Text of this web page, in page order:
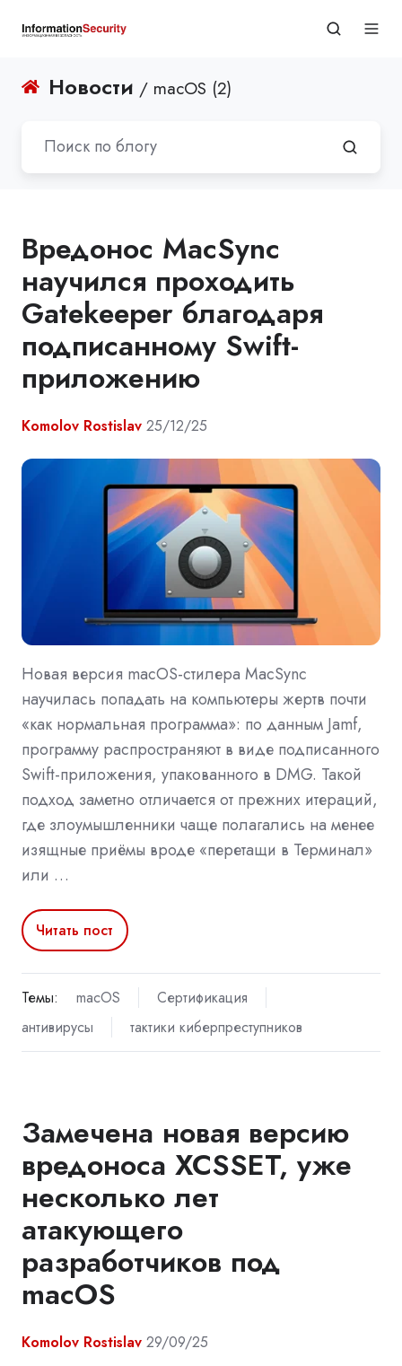
Новости / macOS (2)
Вредонос MacSync
научился проходить
Gatekeeper благодаря
подписанному Swift-
приложению
Komolov Rostislav 25/12/25
Новая версия macOS-стилера MacSync
научилась попадать на компьютеры жертв почти
«как нормальная программа»: по данным Jamf,
программу распространяют в виде подписанного
Swift-приложения, упакованного в DMG. Такой
подход заметно отличается от прежних итераций,
где злоумышленники чаще полагались на менее
изящные приёмы вроде «перетащи в Терминал»
или …
Читать пост
Темы: macOS
Сертификация
антивирусы
тактики киберпреступников
Замечена новая версию
вредоноса XCSSET, уже
несколько лет
атакующего
разработчиков под
macOS
Komolov Rostislav 29/09/25